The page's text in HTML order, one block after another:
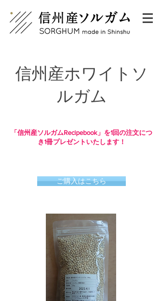
信州産ホワイトソ
ルガム
「信州産ソルガムRecipebook」を1回の注文につ
き1冊プレゼントいたします！
ご購入はこちら